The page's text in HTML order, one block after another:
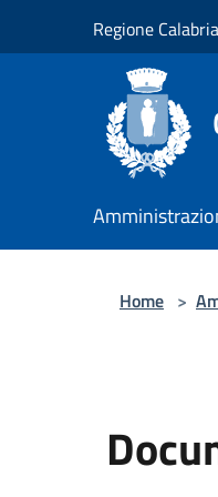
Regione Calabria
Home >